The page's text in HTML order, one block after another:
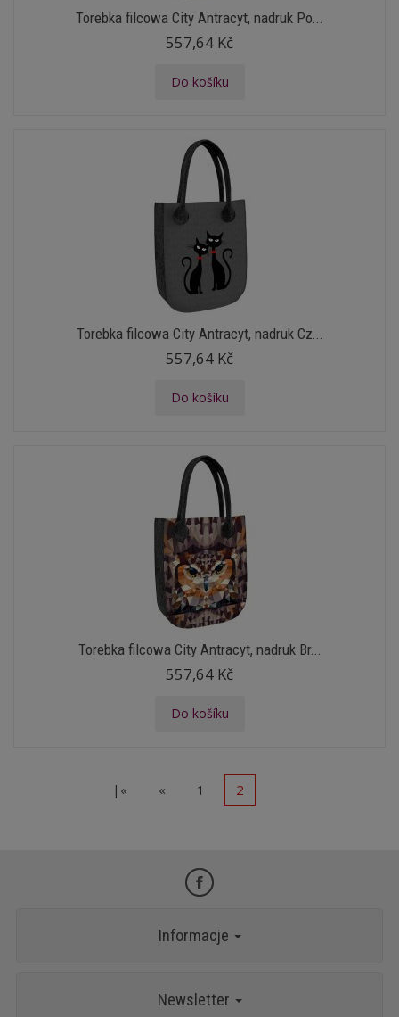
Torebka filcowa City Antracyt, nadruk Po...
557,64 Kč
Do košíku
Torebka filcowa City Antracyt, nadruk Cz...
557,64 Kč
Do košíku
Torebka filcowa City Antracyt, nadruk Br...
557,64 Kč
Do košíku
|« « 1 2
Informacje
Newsletter